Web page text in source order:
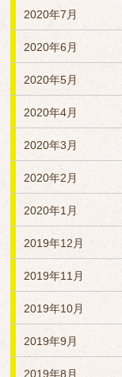
2020年7月
2020年6月
2020年5月
2020年4月
2020年3月
2020年2月
2020年1月
2019年12月
2019年11月
2019年10月
2019年9月
2019年8月